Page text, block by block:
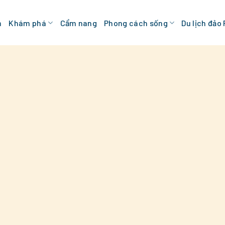
Khám phá Cẩm nang Phong cách sống Du lịch đảo